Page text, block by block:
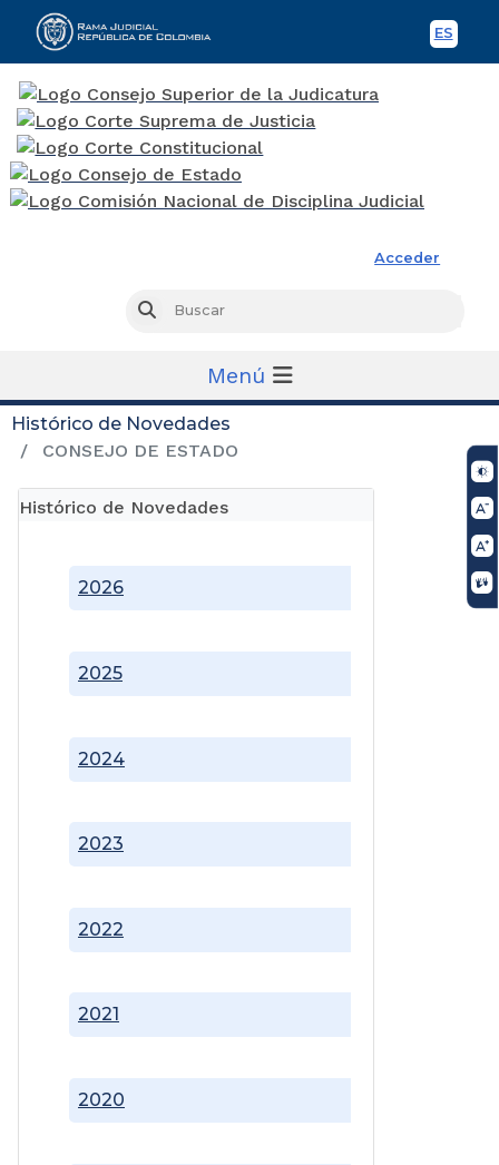
ES
Acceder
Buscar
Menú
Histórico de Novedades
CONSEJO DE ESTADO
Histórico de Novedades
2020
2021
2022
2023
2024
2025
2026